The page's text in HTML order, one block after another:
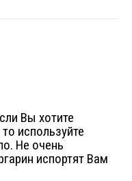
Вы хотите
используйте
Не очень
испортят Вам